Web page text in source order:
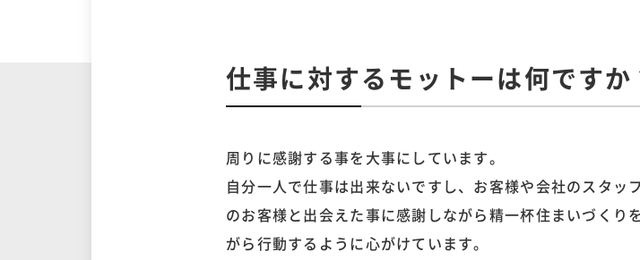
仕事に対するモットーは何ですか
周りに感謝する事を大事にしています。
自分一人で仕事は出来ないですし、お客様や会社のスタ
のお客様と出会えた事に感謝しながら精一杯住まいづくり
がら行動するように心がけています。